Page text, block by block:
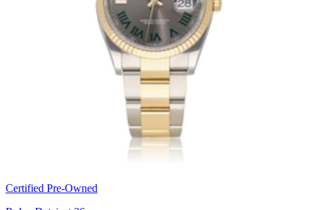
Certified Pre-Owned